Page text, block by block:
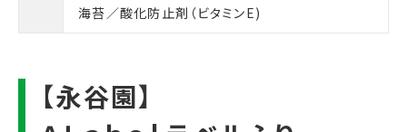
海苔／酸化防止剤（ビタミンE)